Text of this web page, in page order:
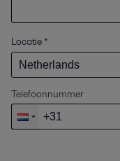
Locatie *
Telefoonnummer